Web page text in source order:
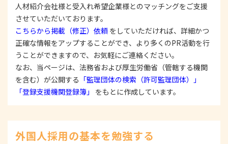
2. 安全対策の実施について
個人情報の正確性およびその利用の安全性を確保す
るため、情報セキュリティ対策を始めとする安全措
置を構築し、個人情報への不正アクセス、個人情報
の漏洩、滅失または毀損等の的確な防止とセキュリ
ティの是正に努めます。
3. 苦情および相談等に対する適正な対応について
本人からの苦情および相談があった場合には、適切
示、訂正、削除、または利用もしくは提供の停止等
を求められたときは、適法かつ遅滞なく応じます。
人材紹介会社様と受入れ希望企業様とのマッチングをご支援
させていただいております。
こちらから掲載（修正）依頼 をしていただければ、詳細かつ
正確な情報をアップすることができ、より多くのPR活動を行
うことができますので、お気軽にご連絡ください。
なお、当ページは、法務省および厚生労働省（管轄する機関
を含む）が公開する 「監理団体の検索（許可監理団体）」
「登録支援機関登録簿」
をもとに作成しています。
外国人採用の基本を勉強する